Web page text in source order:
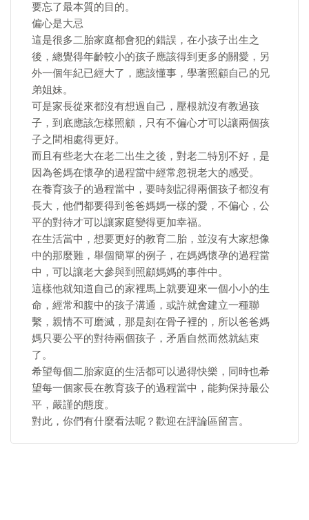
要忘了最本質的目的。
偏心是大忌
這是很多二胎家庭都會犯的錯誤，在小孩子出生之
後，總覺得年齡較小的孩子應該得到更多的關愛，另
外一個年紀已經大了，應該懂事，學著照顧自己的兄
弟姐妹。
可是家長從來都沒有想過自己，壓根就沒有教過孩
子，到底應該怎樣照顧，只有不偏心才可以讓兩個孩
子之間相處得更好。
而且有些老大在老二出生之後，對老二特別不好，是
因為爸媽在懷孕的過程當中經常忽視老大的感受。
在養育孩子的過程當中，要時刻記得兩個孩子都沒有
長大，他們都要得到爸爸媽媽一樣的愛，不偏心，公
平的對待才可以讓家庭變得更加幸福。
在生活當中，想要更好的教育二胎，並沒有大家想像
中的那麼難，舉個簡單的例子，在媽媽懷孕的過程當
中，可以讓老大參與到照顧媽媽的事件中。
這樣他就知道自己的家裡馬上就要迎來一個小小的生
命，經常和腹中的孩子溝通，或許就會建立一種聯
繫，親情不可磨滅，那是刻在骨子裡的，所以爸爸媽
媽只要公平的對待兩個孩子，矛盾自然而然就結束
了。
希望每個二胎家庭的生活都可以過得快樂，同時也希
望每一個家長在教育孩子的過程當中，能夠保持最公
平，嚴謹的態度。
對此，你們有什麼看法呢？歡迎在評論區留言。